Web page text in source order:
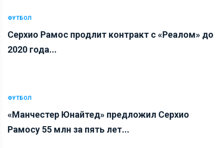
ФУТБОЛ
Серхио Рамос продлит контракт с «Реалом» до
2020 года...
ФУТБОЛ
«Манчестер Юнайтед» предложил Серхио
Рамосу 55 млн за пять лет...